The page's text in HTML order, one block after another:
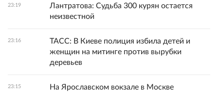
23:19
Лантратова: Судьба 300 курян остается
неизвестной
23:16
ТАСС: В Киеве полиция избила детей и
женщин на митинге против вырубки
деревьев
23:15
На Ярославском вокзале в Москве